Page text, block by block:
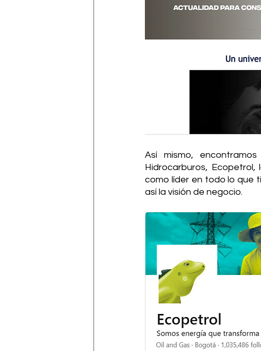
Así mismo,
Hidrocarburos,
como líder en todo lo que
así la visión de negocio.